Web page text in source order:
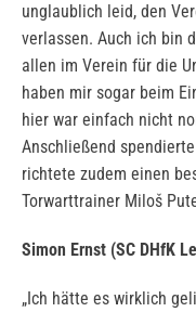
unglaublich leid, den
verlassen. Auch ich bin
allen im Verein für die
haben mir sogar beim
hier war einfach nicht
Anschließend
richtete zudem einen
Torwarttrainer Miloš
Simon Ernst (SC DHfK
„Ich hätte es wirklich